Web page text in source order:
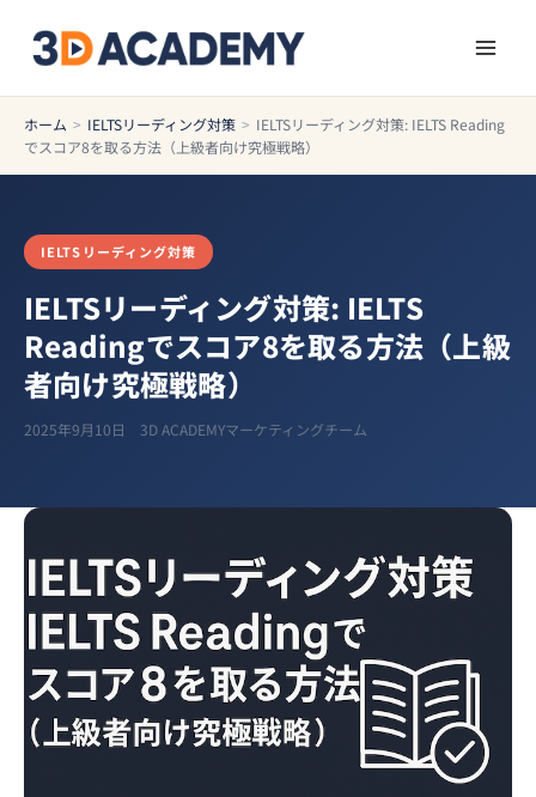
ホーム > IELTSリーディング対策 > IELTSリーディング対策: IELTS Reading
でスコア8を取る方法（上級者向け究極戦略）
IELTSリーディング対策
IELTSリーディング対策: IELTS
Readingでスコア8を取る方法（上級
者向け究極戦略）
2025年9月10日 3D ACADEMYマーケティングチーム